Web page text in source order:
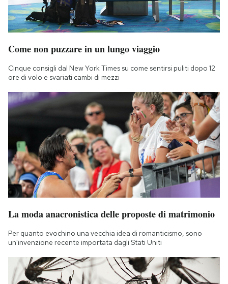
Come non puzzare in un lungo viaggio
Cinque consigli dal New York Times su come sentirsi puliti dopo 12
ore di volo e svariati cambi di mezzi
La moda anacronistica delle proposte di matrimonio
Per quanto evochino una vecchia idea di romanticismo, sono
un'invenzione recente importata dagli Stati Uniti